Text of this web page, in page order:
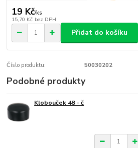
19 Kč/ks
15,70 Kč bez DPH
Přidat do košíku
Číslo produktu: 50030202
Podobné produkty
Klobouček 48 - č